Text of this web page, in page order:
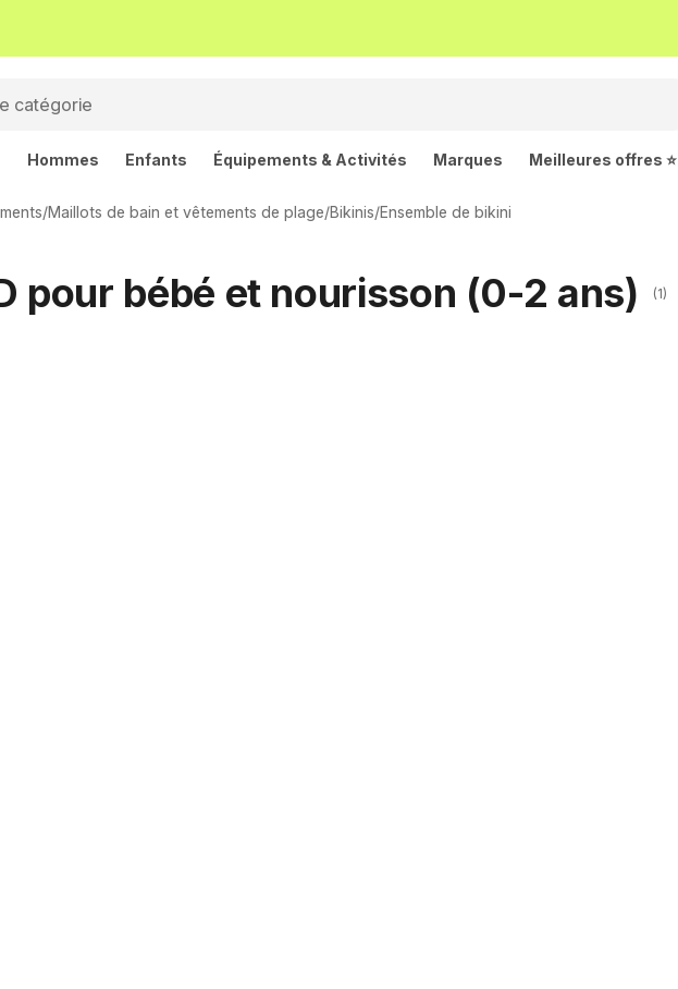
Hommes Enfants Équipements & Activités Marques Meilleures offres ⭐
/Maillots de bain et vêtements de plage/Bikinis/Ensemble de bikini
pour bébé et nourisson (0-2 ans) (1)